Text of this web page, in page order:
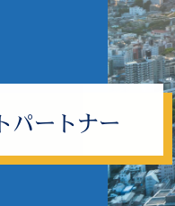
パートナー
代行サービス